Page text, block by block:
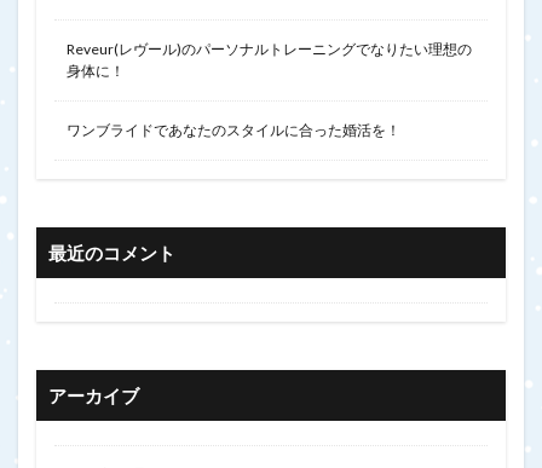
Reveur(レヴール)のパーソナルトレーニングでなりたい理想の
身体に！
ワンブライドであなたのスタイルに合った婚活を！
最近のコメント
アーカイブ